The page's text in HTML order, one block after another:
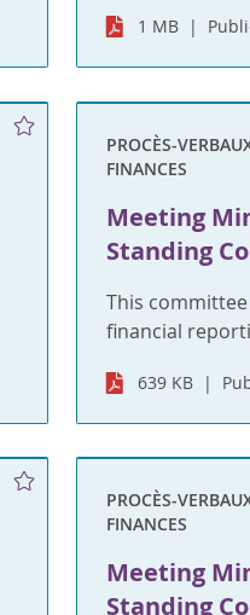
1 MB
PROCÈS-
FINANCES
Meeting
Standing
This
financial
639 KB
PROCÈS-
FINANCES
Meeting
Standing